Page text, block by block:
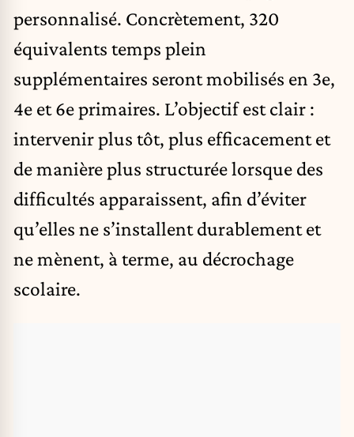
personnalisé. Concrètement, 320
équivalents temps plein
supplémentaires seront mobilisés en 3e,
4e et 6e primaires. L’objectif est clair :
intervenir plus tôt, plus efficacement et
de manière plus structurée lorsque des
difficultés apparaissent, afin d’éviter
qu’elles ne s’installent durablement et
ne mènent, à terme, au décrochage
scolaire.